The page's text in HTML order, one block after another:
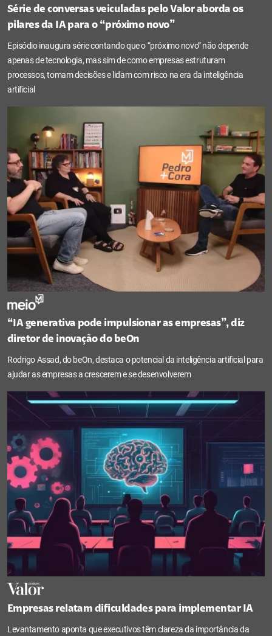
Série de conversas veiculadas pelo Valor aborda os
pilares da IA para o “próximo novo”
Episódio inaugura série contando que o “próximo novo” não depende
apenas de tecnologia, mas sim de como empresas estruturam
processos, tomam decisões e lidam com risco na era da inteligência
artificial
“IA generativa pode impulsionar as empresas”, diz
diretor de inovação do beOn
Rodrigo Assad, do beOn, destaca o potencial da inteligência artificial para
ajudar as empresas a crescerem e se desenvolverem
Empresas relatam dificuldades para implementar IA
Levantamento aponta que executivos têm clareza da importância da